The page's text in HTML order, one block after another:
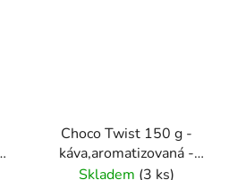
Choco Twist 150 g -
káva,aromatizovaná -
Oxalis
Skladem (3 ks)